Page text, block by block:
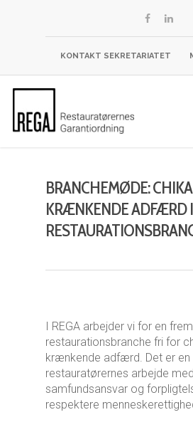
KONTAKT SEKRETARIATET
BRANCHEMØDE:
KRÆNKENDE ADFÆRD I
I REGA arbejder vi for en
restaurationsbranche fri for
krænkende adfærd. Det er en
restauratørernes arbejde med
samfundsansvar og
respektere